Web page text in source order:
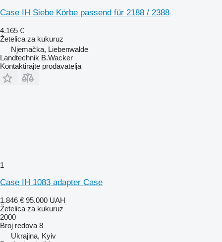
Case IH Siebe Körbe passend für 2188 / 2388
4.165 €
Žetelica za kukuruz
Njemačka, Liebenwalde
Landtechnik B.Wacker
Kontaktirajte prodavatelja
1
Case IH 1083 adapter Case
1.846 € 95.000 UAH
Žetelica za kukuruz
2000
Broj redova 8
Ukrajina, Kyiv